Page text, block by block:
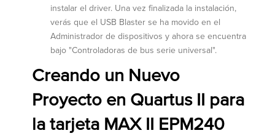
instalar el driver. Una vez finalizada la instalación,
verás que el USB Blaster se ha movido en el
Administrador de dispositivos y ahora se encuentra
bajo "Controladoras de bus serie universal".
Creando un Nuevo
Proyecto en Quartus II para
la tarjeta MAX II EPM240